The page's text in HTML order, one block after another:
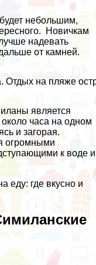
небольшим,
Новичкам
надевать
от камней.
Отдых на пляже
является
часа на одном
и загорая.
огромными
к воде и
еду: где вкусно и